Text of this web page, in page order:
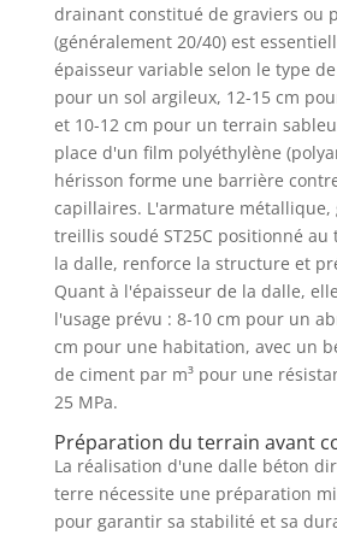
drainant constitué de graviers ou
(généralement 20/40) est
épaisseur variable selon le type
pour un sol argileux, 12-15 cm
et 10-12 cm pour un terrain
place d'un film polyéthylène
hérisson forme une barrière
capillaires. L'armature métallique,
treillis soudé ST25C positionné
la dalle, renforce la structure et
Quant à l'épaisseur de la dalle,
l'usage prévu : 8-10 cm pour un
cm pour une habitation, avec un
de ciment par m³ pour une
25 MPa.
Préparation du terrain avant
La réalisation d'une dalle béton
terre nécessite une préparation
pour garantir sa stabilité et sa